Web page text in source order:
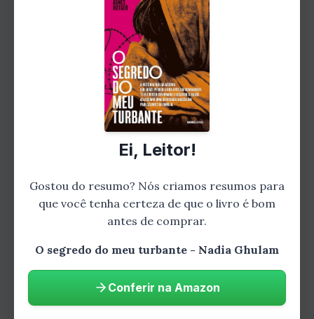
completo!
Aprofunde-se nesta história
emocionante e descubra todos os
detalhes que fazem desta uma leitura
inesquecível.
Comprar na Amazon
Sobre a autora
Nadia Ghulam nasceu em 1985 em Cabul,
Afeganistão. Ela foi obrigada a se vestir como
Ei, Leitor!
Gostou do resumo? Nós criamos resumos para
que você tenha certeza de que o livro é bom
antes de comprar.
O segredo do meu turbante - Nadia Ghulam
Conferir na Amazon